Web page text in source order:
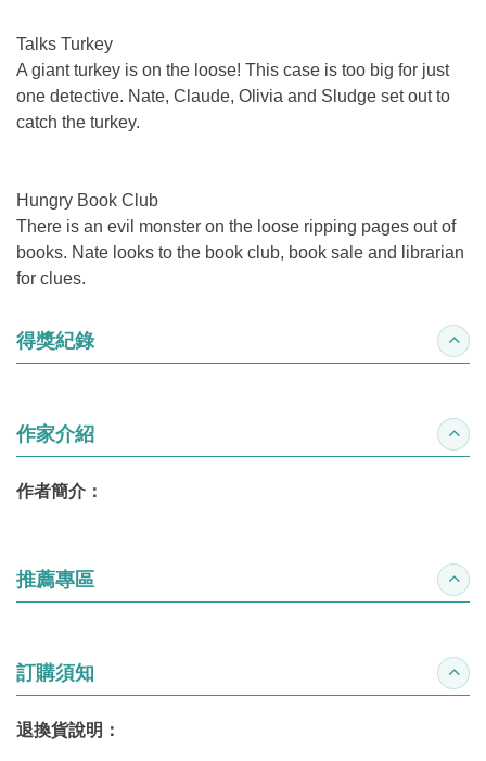
Talks Turkey
A giant turkey is on the loose! This case is too big for just
one detective. Nate, Claude, Olivia and Sludge set out to
catch the turkey.
Hungry Book Club
There is an evil monster on the loose ripping pages out of
books. Nate looks to the book club, book sale and librarian
for clues.
得獎紀錄 收合
作家介紹 收合
作者簡介：
推薦專區 收合
訂購須知 收合
退換貨說明：